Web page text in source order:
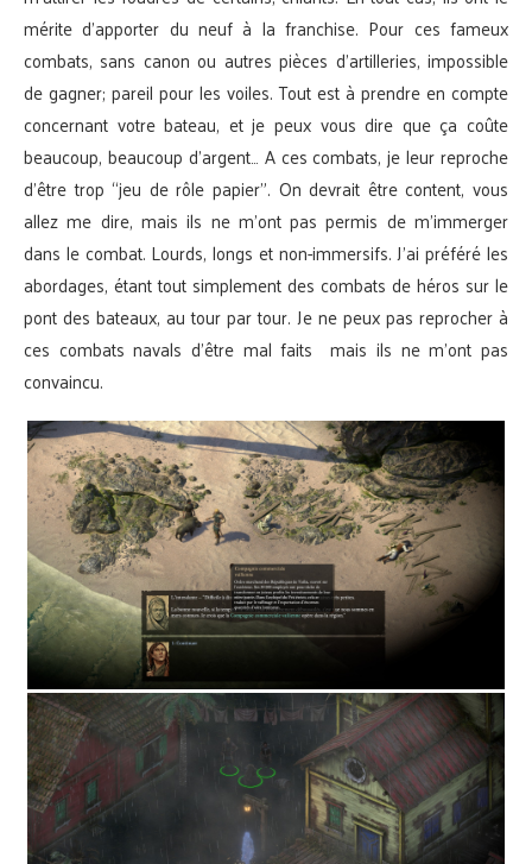
mérite d’apporter du neuf à la franchise. Pour ces fameux
combats, sans canon ou autres pièces d’artilleries, impossible
de gagner; pareil pour les voiles. Tout est à prendre en compte
concernant votre bateau, et je peux vous dire que ça coûte
beaucoup, beaucoup d’argent… A ces combats, je leur reproche
d’être trop “jeu de rôle papier”. On devrait être content, vous
allez me dire, mais ils ne m’ont pas permis de m’immerger
dans le combat. Lourds, longs et non-immersifs. J’ai préféré les
abordages, étant tout simplement des combats de héros sur le
pont des bateaux, au tour par tour. Je ne peux pas reprocher à
ces combats navals d’être mal faits mais ils ne m’ont pas
convaincu.